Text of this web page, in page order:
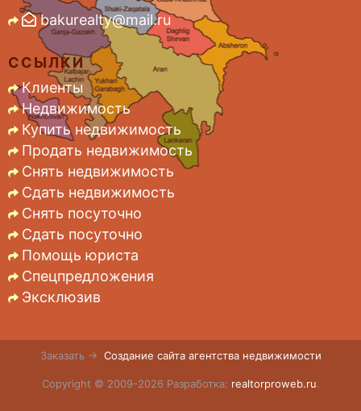
bakurealty@mail.ru
ССЫЛКИ
Клиенты
Недвижимость
Купить недвижимость
Продать недвижимость
Снять недвижимость
Сдать недвижимость
Снять посуточно
Сдать посуточно
Помощь юриста
Спецпредложения
Эксклюзив
Заказать → Создание сайта агентства недвижимости
Copyright © 2009-2026 Разработка: realtorproweb.ru.